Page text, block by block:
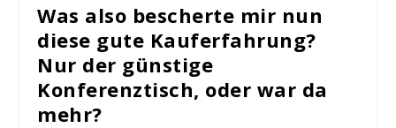
Was also bescherte mir nun
diese gute Kauferfahrung?
Nur der günstige
Konferenztisch, oder war da
mehr?